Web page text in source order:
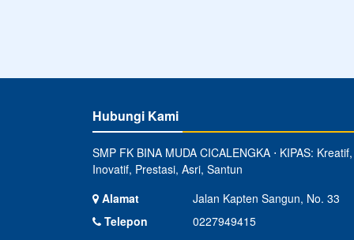
Hubungi Kami
SMP FK BINA MUDA CICALENGKA ⋅ KIPAS: Kreatif,
Inovatif, Prestasi, Asri, Santun
Alamat
Jalan Kapten Sangun, No. 33
Telepon
0227949415